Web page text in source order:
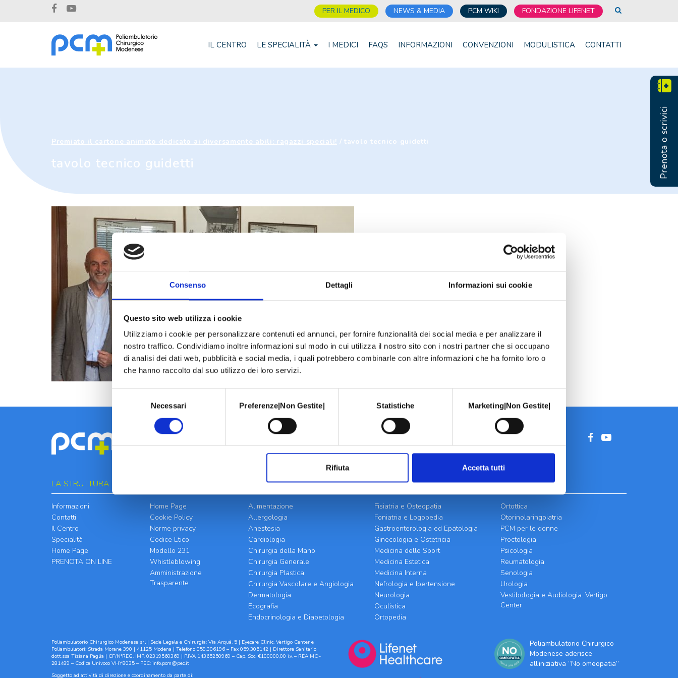
Consenso Dettagli Informazioni sui cookie
Questo sito web utilizza i cookie
Utilizziamo i cookie per personalizzare contenuti ed annunci, per fornire funzionalità dei social media e per analizzare il
nostro traffico. Condividiamo inoltre informazioni sul modo in cui utilizza il nostro sito con i nostri partner che si occupano
di analisi dei dati web, pubblicità e social media, i quali potrebbero combinarle con altre informazioni che ha fornito loro o
che hanno raccolto dal suo utilizzo dei loro servizi.
del
Necessari Preferenze|Non Gestite| Statistiche Marketing|Non Gestite|
Rifiuta Accetta tutti
PER IL MEDICO NEWS & MEDIA PCM WIKI FONDAZIONE LIFENET
IL CENTRO LE SPECIALITÀ I MEDICI FAQS INFORMAZIONI CONVENZIONI MODULISTICA CONTATTI
Premiato il cartone animato dedicato ai diversamente abili: ragazzi speciali! /tavolo tecnico guidetti
tavolo tecnico guidetti
LA STRUTTURA
Informazioni
Contatti
Il Centro
Specialità
Home Page
PRENOTA ON LINE
Home Page
Cookie Policy
Norme privacy
Codice Etico
Modello 231
Whistleblowing
Amministrazione
Trasparente
BRANCHE SPECIALISTICHE
Alimentazione
Allergologia
Anestesia
Cardiologia
Chirurgia della Mano
Chirurgia Generale
Chirurgia Plastica
Chirurgia Vascolare e Angiologia
Dermatologia
Ecografia
Endocrinologia e Diabetologia
Fisiatria e Osteopatia
Foniatria e Logopedia
Gastroenterologia ed Epatologia
Ginecologia e Ostetricia
Medicina dello Sport
Medicina Estetica
Medicina Interna
Nefrologia e Ipertensione
Neurologia
Oculistica
Ortopedia
Ortottica
Otorinolaringoiatria
PCM per le donne
Proctologia
Psicologia
Reumatologia
Senologia
Urologia
Vestibologia e Audiologia: Vertigo
Center
Poliambulatorio Chirurgico Modenese srl | Sede Legale e Chirurgia: Via Arquà, 5 | Eyecare Clinic, Vertigo Center e
Poliambulatori: Strada Morane 390 | 41125 Modena | Telefono 059.306196 – Fax 059.305142 | Direttore Sanitario
dott.ssa Tiziana Paglia | CF/N°REG. IMP. 02319560369 | P.IVA 14365250969 – Cap. Soc. €100000,00 i.v. – REA MO-
281489 – Codice Univoco VHY8035 – PEC: info.pcm@pec.it
Soggetto ad attività di direzione e coordinamento da parte di:
Poliambulatorio Chirurgico
Modenese aderisce
all’iniziativa “No omeopatia”
Prenota o scrivici